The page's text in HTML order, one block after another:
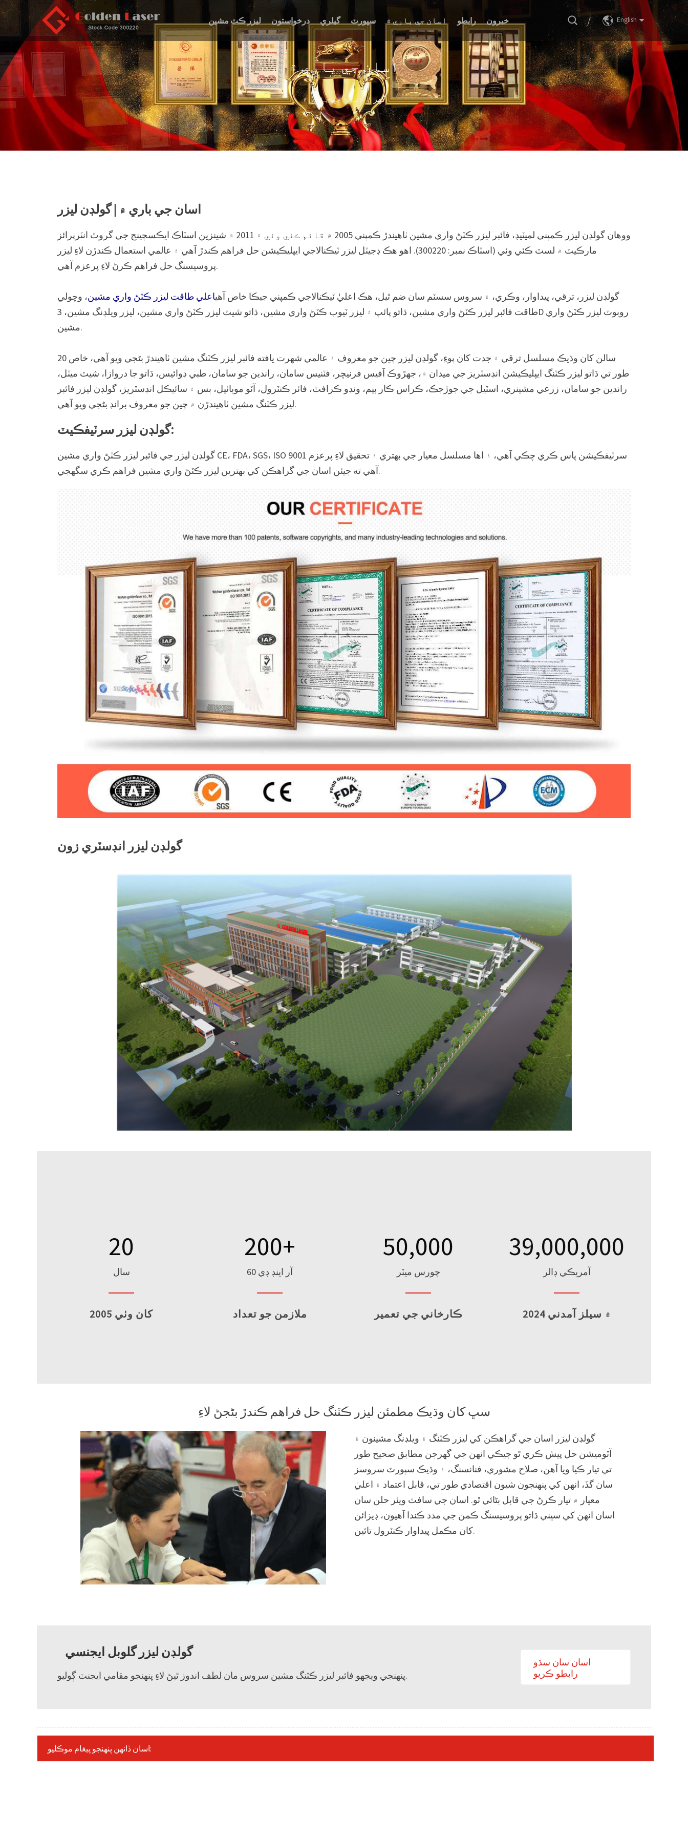
ليزر ڪٽ مشين درخواستون گيلري سپورٽ اسان جي باري ۾ رابطو خبرون / English
اسان جي باري ۾
گھر اسان جي باري ۾
اسان جي باري ۾ | گولڊن ليزر
ووهان گولڊن ليزر ڪمپني لميٽيڊ، فائبر ليزر ڪٽڻ واري مشين ٺاهيندڙ ڪمپني 2005 ۾ قائم ڪئي وئي ۽ 2011 ۾ شينزين اسٽاڪ ايڪسچينج جي گروٿ انٽرپرائز
مارڪيٽ ۾ لسٽ ڪئي وئي (اسٽاڪ نمبر: 300220). اهو هڪ ڊجيٽل ليزر ٽيڪنالاجي ايپليڪيشن حل فراهم ڪندڙ آهي ۽ عالمي استعمال ڪندڙن لاءِ ليزر
پروسيسنگ حل فراهم ڪرڻ لاءِ پرعزم آهي.
گولڊن ليزر، ترقي، پيداوار، وڪري، ۽ سروس سسٽم سان ضم ٿيل، هڪ اعليٰ ٽيڪنالاجي ڪمپني جيڪا خاص آهياعلي طاقت ليزر ڪٽڻ واري مشين، وچولي
طاقت فائبر ليزر ڪٽڻ واري مشين، ڌاتو پائپ ۽ ليزر ٽيوب ڪٽڻ واري مشين، ڌاتو شيٽ ليزر ڪٽڻ واري مشين، ليزر ويلڊنگ مشين، 3D روبوٽ ليزر ڪٽڻ واري
مشين.
20 سالن کان وڌيڪ مسلسل ترقي ۽ جدت کان پوءِ، گولڊن ليزر چين جو معروف ۽ عالمي شهرت يافته فائبر ليزر ڪٽنگ مشين ٺاهيندڙ بڻجي ويو آهي، خاص
طور تي ڌاتو ليزر ڪٽنگ ايپليڪيشن انڊسٽريز جي ميدان ۾، جهڙوڪ آفيس فرنيچر، فٽنيس سامان، راندين جو سامان، طبي ڊوائيس، ڌاتو جا دروازا، شيٽ ميٽل،
راندين جو سامان، زرعي مشينري، اسٽيل جي جوڙجڪ، ڪراس ڪار بيم، ونڊو ڪرافٽ، فائر ڪنٽرول، آٽو موبائيل، بس ۽ سائيڪل انڊسٽريز، گولڊن ليزر فائبر
ليزر ڪٽنگ مشين ٺاهيندڙن ۾ چين جو معروف برانڊ بڻجي ويو آهي.
گولڊن ليزر سرٽيفڪيٽ:
گولڊن ليزر جي فائبر ليزر ڪٽڻ واري مشين CE، FDA، SGS، ISO 9001 سرٽيفڪيشن پاس ڪري چڪي آهي، ۽ اها مسلسل معيار جي بهتري ۽ تحقيق لاءِ پرعزم
آهي ته جيئن اسان جي گراهڪن کي بهترين ليزر ڪٽڻ واري مشين فراهم ڪري سگهجي.
گولڊن ليزر انڊسٽري زون
20
سال
2005 کان وٺي
200+
60 آر اينڊ ڊي
ملازمن جو تعداد
50,000
چورس ميٽر
ڪارخاني جي تعمير
39,000,000
آمريڪي ڊالر
2024 ۾ سيلز آمدني
سڀ کان وڌيڪ مطمئن ليزر ڪٽنگ حل فراهم ڪندڙ بڻجڻ لاءِ
گولڊن ليزر اسان جي گراهڪن کي ليزر ڪٽنگ ۽ ويلڊنگ مشينون ۽
آٽوميشن حل پيش ڪري ٿو جيڪي انهن جي گهرجن مطابق صحيح طور
تي تيار ڪيا ويا آهن، صلاح مشوري، فنانسنگ، ۽ وڌيڪ سپورٽ سروسز
سان گڏ، انهن کي پنهنجون شيون اقتصادي طور تي، قابل اعتماد ۽ اعليٰ
معيار ۾ تيار ڪرڻ جي قابل بڻائي ٿو. اسان جي سافٽ ويئر حلن سان
اسان انهن کي سڀني ڌاتو پروسيسنگ ڪمن جي مدد ڪندا آهيون، ڊيزائن
کان مڪمل پيداوار ڪنٽرول تائين.
گولڊن ليزر گلوبل ايجنسي
پنهنجي ويجهو فائبر ليزر ڪٽنگ مشين سروس مان لطف اندوز ٿيڻ لاءِ پنهنجو مقامي ايجنٽ ڳوليو.
اسان سان سڌو
رابطو ڪريو
اسان ڏانهن پنهنجو پيغام موڪليو: